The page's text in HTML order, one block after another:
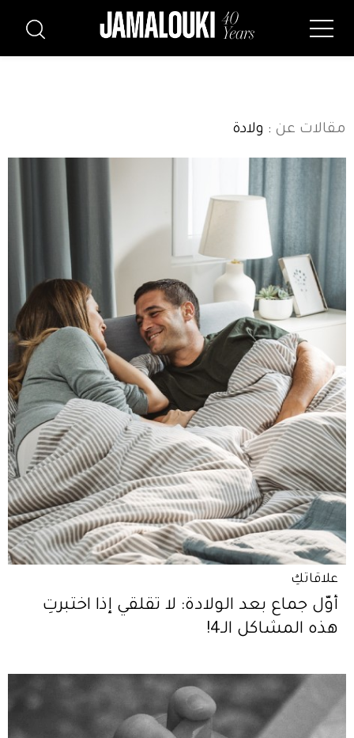
مقالات عن : ولادة
علاقاتكِ
أوّل جماع بعد الولادة: لا تقلقي إذا اختبرتِ
هذه المشاكل الـ4!